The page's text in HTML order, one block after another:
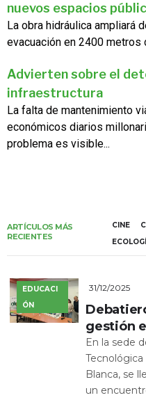
nuevos espacios
La obra hidráulica ampliará
evacuación en 2400 metros
Advierten sobre el
infraestructura
La falta de mantenimiento
económicos diarios
problema es visible...
ARTÍCULOS MÁS
RECIENTES
CINE
EDUCACI
ÓN
31/12/2025
gestión
En la sede
Blanca, se
un